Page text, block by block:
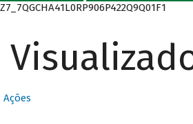
Z7_7QGCHA41L0RP906P422Q9Q01F1
Ações